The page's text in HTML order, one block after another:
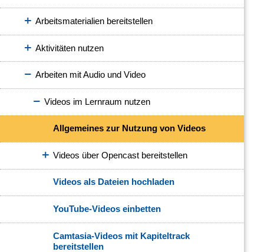
Arbeitsmaterialien bereitstellen
Aktivitäten nutzen
Arbeiten mit Audio und Video
Videos im Lernraum nutzen
Allgemeines zur Nutzung von Videos
Videos über Opencast bereitstellen
Videos als Dateien hochladen
YouTube-Videos einbetten
Camtasia-Videos mit Kapiteltrack
bereitstellen